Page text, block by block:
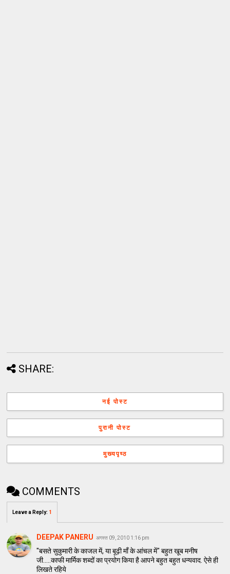
SHARE:
नई पोस्ट
पुरानी पोस्ट
मुख्यपृष्ठ
COMMENTS
Leave a Reply: 1
DEEPAK PANERU अगस्त 09, 2010 1:16 pm
"बसते सुकुमारी के काजल में, या बूढ़ी माँ के आंचल में" बहुत खूब मनीष
जी.....काफी मार्मिक शब्दों का प्रयोग किया है आपने बहुत बहुत धन्यवाद. ऐसे ही
लिखते रहिये